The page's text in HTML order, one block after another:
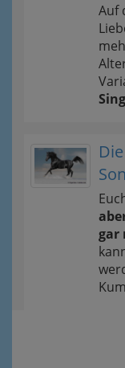
Auf
gar